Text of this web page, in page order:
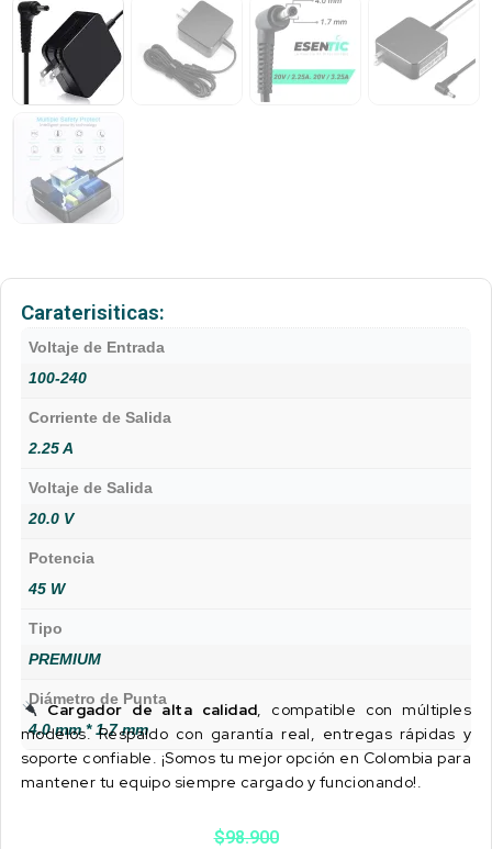
Caraterisiticas:
Voltaje de Entrada
100-240
Corriente de Salida
2.25 A
Voltaje de Salida
20.0 V
Potencia
45 W
Tipo
PREMIUM
Diámetro de Punta
4.0 mm * 1.7 mm
Cargador de alta calidad , compatible con múltiples
modelos. Respaldo con garantía real, entregas rápidas y
soporte confiable. ¡Somos tu mejor opción en Colombia para
mantener tu equipo siempre cargado y funcionando!.
$98.900